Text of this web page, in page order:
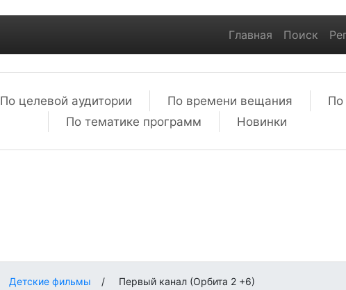
Главная Поиск
По целевой аудитории По времени вещания
По
По тематике программ
Новинки
Детские фильмы / Первый канал (Орбита 2 +6)